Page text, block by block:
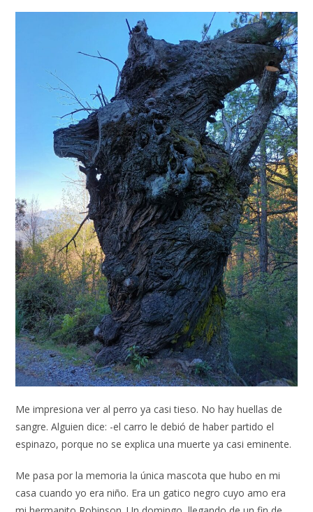
Me impresiona ver al perro ya casi tieso. No hay huellas de
sangre. Alguien dice: -el carro le debió de haber partido el
espinazo, porque no se explica una muerte ya casi eminente.
Me pasa por la memoria la única mascota que hubo en mi
casa cuando yo era niño. Era un gatico negro cuyo amo era